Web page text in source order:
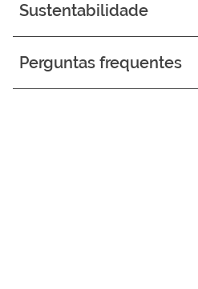
Sustentabilidade
Perguntas frequentes